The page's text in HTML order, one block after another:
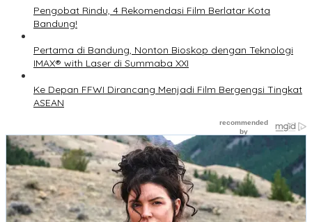
Pengobat Rindu, 4 Rekomendasi Film Berlatar Kota
Bandung!
Pertama di Bandung, Nonton Bioskop dengan Teknologi
IMAX® with Laser di Summaba XXI
Ke Depan FFWI Dirancang Menjadi Film Bergengsi Tingkat
ASEAN